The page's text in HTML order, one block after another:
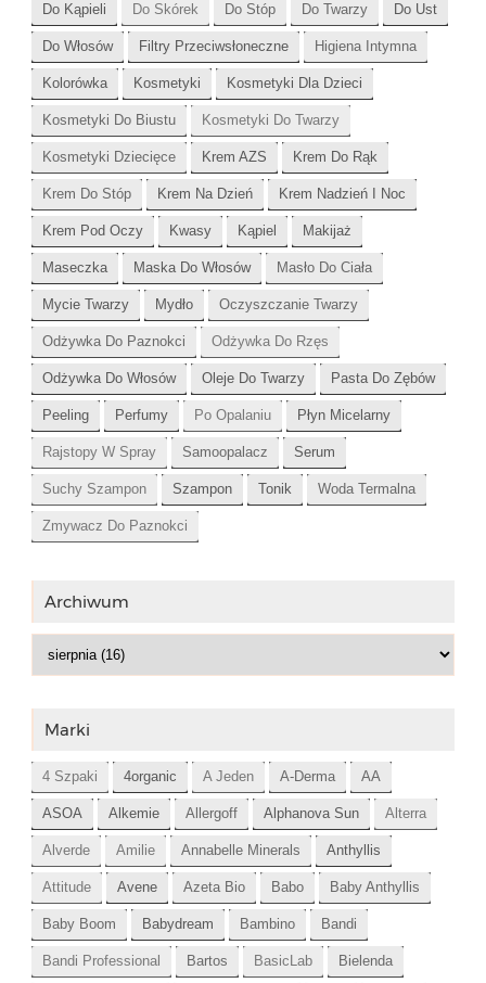
Do Kąpieli Do Skórek Do Stóp Do Twarzy Do Ust
Do Włosów Filtry Przeciwsłoneczne Higiena Intymna
Kolorówka Kosmetyki Kosmetyki Dla Dzieci
Kosmetyki Do Biustu Kosmetyki Do Twarzy
Kosmetyki Dziecięce Krem AZS Krem Do Rąk
Krem Do Stóp Krem Na Dzień Krem Nadzień I Noc
Krem Pod Oczy Kwasy Kąpiel Makijaż
Maseczka Maska Do Włosów Masło Do Ciała
Mycie Twarzy Mydło Oczyszczanie Twarzy
Odżywka Do Paznokci Odżywka Do Rzęs
Odżywka Do Włosów Oleje Do Twarzy Pasta Do Zębów
Peeling Perfumy Po Opalaniu Płyn Micelarny
Rajstopy W Spray Samoopalacz Serum
Suchy Szampon Szampon Tonik Woda Termalna
Zmywacz Do Paznokci
Archiwum
Marki
4 Szpaki 4organic A Jeden A-Derma AA
ASOA Alkemie Allergoff Alphanova Sun Alterra
Alverde Amilie Annabelle Minerals Anthyllis
Attitude Avene Azeta Bio Babo Baby Anthyllis
Baby Boom Babydream Bambino Bandi
Bandi Professional Bartos BasicLab Bielenda